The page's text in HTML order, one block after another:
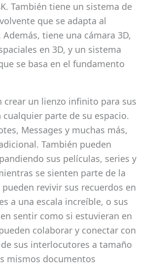
También tiene un sistema de
que se adapta al
tiene una cámara 3D,
en 3D, y un sistema
se basa en el fundamento
crear un lienzo infinito para sus
parte de su espacio.
Messages y muchas más,
También pueden
sus películas, series y
se sienten parte de la
revivir sus recuerdos en
a una escala increíble, o sus
sentir como si estuvieran en
colaborar y conectar con
sus interlocutores a tamaño
mismos documentos